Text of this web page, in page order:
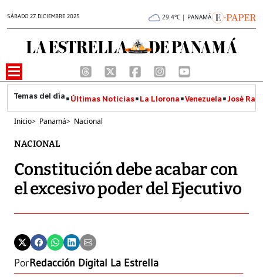
SÁBADO 27 DICIEMBRE 2025 29.4°C | PANAMÁ
Últimas Noticias La Llorona Venezuela José
Inicio> Panamá> Nacional
NACIONAL
Constitución debe acabar con
el excesivo poder del Ejecutivo
PorRedacción Digital La Estrella